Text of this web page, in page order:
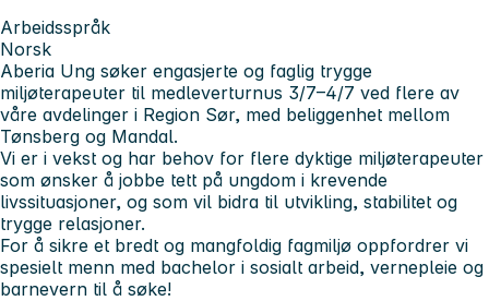
Arbeidsspråk
Norsk
Aberia Ung søker engasjerte og faglig trygge
miljøterapeuter til medleverturnus 3/7–4/7 ved flere av
våre avdelinger i Region Sør, med beliggenhet mellom
Tønsberg og Mandal.
Vi er i vekst og har behov for flere dyktige miljøterapeuter
som ønsker å jobbe tett på ungdom i krevende
livssituasjoner, og som vil bidra til utvikling, stabilitet og
trygge relasjoner.
For å sikre et bredt og mangfoldig fagmiljø oppfordrer vi
spesielt menn med bachelor i sosialt arbeid, vernepleie og
barnevern til å søke!